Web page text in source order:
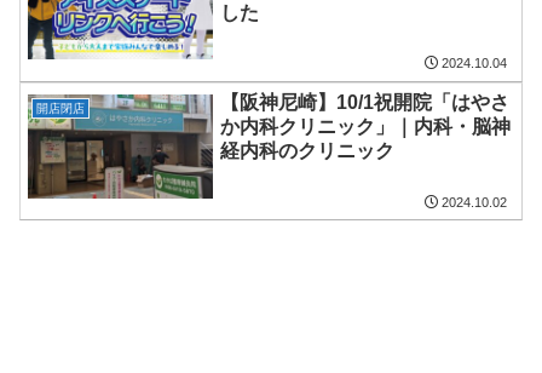
した
2024.10.04
開店閉店
【阪神尼崎】10/1祝開院「はやさ
か内科クリニック」｜内科・脳神
経内科のクリニック
2024.10.02